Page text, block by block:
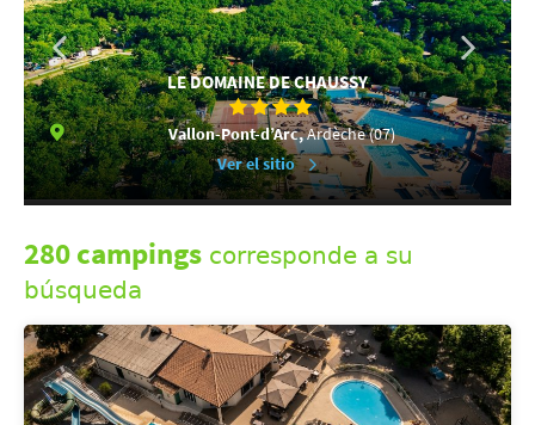
LE DOMAINE DE CHAUSSY
Vallon-Pont-d’Arc,Ardèche (07)
Ver el sitio
280 campings corresponde a su
búsqueda